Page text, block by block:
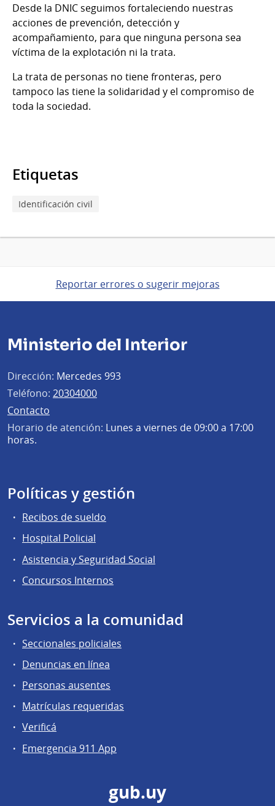
Desde la DNIC seguimos fortaleciendo nuestras
acciones de prevención, detección y
acompañamiento, para que ninguna persona sea
víctima de la explotación ni la trata.
La trata de personas no tiene fronteras, pero
tampoco las tiene la solidaridad y el compromiso de
toda la sociedad.
Etiquetas
Identificación civil
Reportar errores o sugerir mejoras
Ministerio del Interior
Dirección: Mercedes 993
Teléfono: 20304000
Contacto
Horario de atención: Lunes a viernes de 09:00 a 17:00
horas.
Políticas y gestión
Recibos de sueldo
Hospital Policial
Asistencia y Seguridad Social
Concursos Internos
Servicios a la comunidad
Seccionales policiales
Denuncias en línea
Personas ausentes
Matrículas requeridas
Verificá
Emergencia 911 App
gub.uy